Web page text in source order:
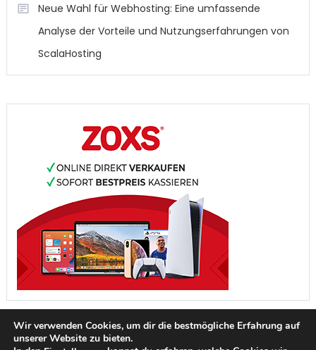
Neue Wahl für Webhosting: Eine umfassende
Analyse der Vorteile und Nutzungserfahrungen von
ScalaHosting
Wir verwenden Cookies, um dir die bestmögliche Erfahrung auf
unserer Website zu bieten.